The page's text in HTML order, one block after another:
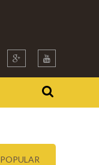
POPULAR